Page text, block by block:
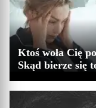
Ktoś woła Cię
Skąd bierze się